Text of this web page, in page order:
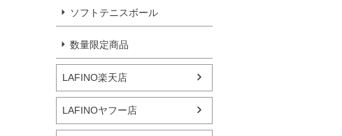
ソフトテニスボール
数量限定商品
LAFINO楽天店
LAFINOヤフー店